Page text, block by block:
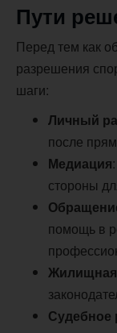
Пути
Перед тем как
разрешения
шаги:
Личный
после
Медиация
стороны
помощь в
Жилищная
Судебное